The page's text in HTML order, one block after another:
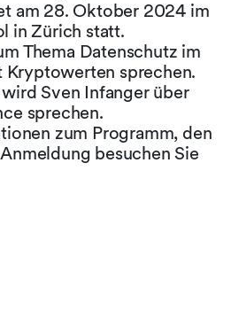
am 28. Oktober 2024 im
in Zürich statt.
Thema Datenschutz im
Kryptowerten sprechen.
Sven Infanger über
sprechen.
zum Programm, den
besuchen Sie